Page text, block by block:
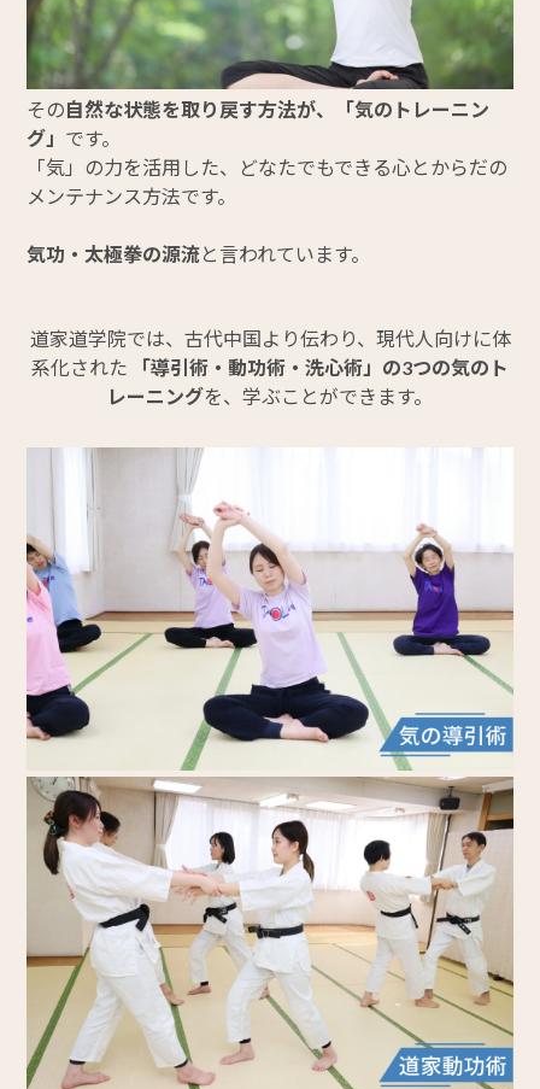
その自然な状態を取り戻す方法が、「気のトレーニン
グ」 です。
「気」の力を活用した、どなたでもできる心とからだの
メンテナンス方法です。
気功・太極拳の源流と言われています。
道家道学院では、古代中国より伝わり、現代人向けに体
系化された
「導引術・動功術・洗心術」の3つの気のト
レーニングを、学ぶことができます。